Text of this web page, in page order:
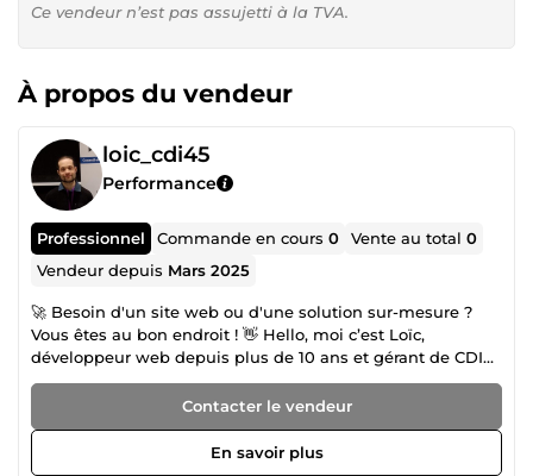
Ce vendeur n’est pas assujetti à la TVA.
À propos du vendeur
loic_cdi45
Performance
Professionnel Commande en cours0 Vente au total0
Vendeur depuis Mars 2025
🚀 Besoin d'un site web ou d'une solution sur-mesure ?
Vous êtes au bon endroit ! 👋 Hello, moi c’est Loïc,
développeur web depuis plus de 10 ans et gérant de CDI45
depuis 2020. Mon objectif ? Transformer vos idées en
solutions digitales performantes : sites web, applications
web sur-mesure, automatisations… 🎯 Ce que je vous
propose : ✅ Création, refonte, audit et maintenance de
sites web (WordPress, PrestaShop) ✅ Installation et
Contacter le vendeur
En savoir plus